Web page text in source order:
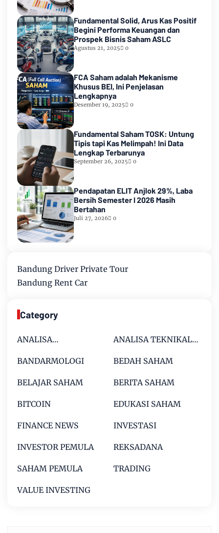
Fundamental Solid, Arus Kas Positif
Begini Performa Keuangan dan
Prospek Bisnis Saham ASLC
Agustus 21, 2025 0
FCA Saham adalah Mekanisme
Khusus BEI, Ini Penjelasan
Lengkapnya
Desember 19, 2025 0
Fundamental Saham TOSK: Untung
Tipis tapi Kas Melimpah! Ini Data
Lengkap Terbarunya
September 26, 2025 0
Pendapatan ELIT Anjlok 29%, Laba
Bersih Semester I 2026 Masih
Bertahan
Juli 27, 2026 0
Bandung Driver Private Tour
Bandung Rent Car
Category
ANALISA
SAHAM
ANALISA TEKNIKAL
BANDARMOLOGI
BEDAH SAHAM
BELAJAR SAHAM BERITA SAHAM
BITCOIN EDUKASI SAHAM
FINANCE NEWS INVESTASI
INVESTOR PEMULA REKSADANA
SAHAM PEMULA TRADING
VALUE INVESTING